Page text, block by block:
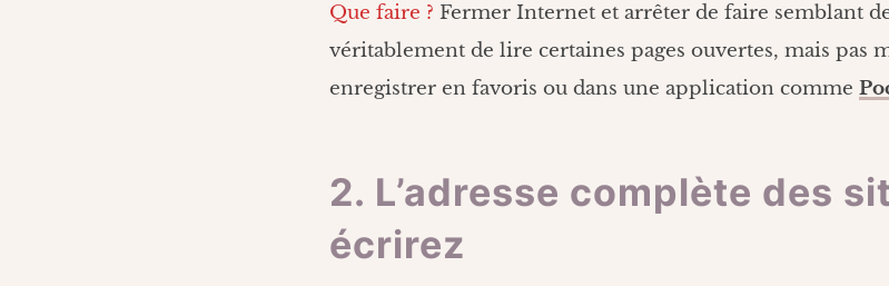
Que faire ? Fermer Internet et arrêter de faire semblant
véritablement de lire certaines pages ouvertes, mais pas
enregistrer en favoris ou dans une application comme
2. L’adresse complète des
écrirez